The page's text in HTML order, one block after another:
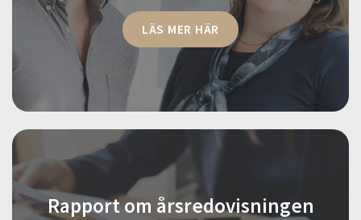
LÄS MER HÄR
Rapport om årsredovisningen